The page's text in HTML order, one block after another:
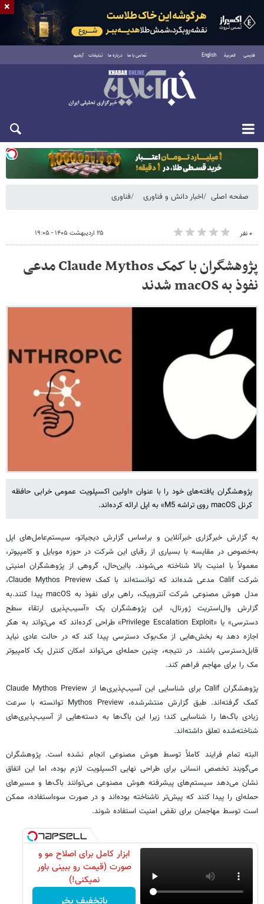
فارسی العربية English تماس با ما درباره ما تبلیغات آرشیو
یکشنبه ۱۸ مرداد ۱۴۰۵
صفحه اصلی اخبار دانش و فناوری فناوری
۰ نفر ۲۵ اردیبهشت ۱۴۰۵ - ۱۹:۰۵
پژوهشگران با کمک Claude Mythos مدعی
نفوذ به macOS شدند
پژوهشگران یافته‌های خود را با عنوان «اولین اکسپلویت عمومی خرابی حافظه
کرنل macOS روی تراشه M5» به اپل ارائه کرده‌اند.
به گزارش خبرگزاری خبرآنلاین و براساس گزارش دیجیاتو، سیستم‌عامل‌های اپل
به‌خصوص در مقایسه با بسیاری از رقبای این شرکت در حوزه موبایل و کامپیوتر،
معمولاً با امنیت بالا شناخته می‌شوند. بااین‌حال، گروهی از پژوهشگران امنیتی
شرکت Calif مدعی شده‌اند که توانسته‌اند با کمک Claude Mythos Preview،
مدل هوش مصنوعی شرکت آنتروپیک، راهی برای نفوذ به macOS پیدا کنند.به
گزارش وال‌استریت ژورنال، این پژوهشگران یک «آسیب‌پذیری ارتقاء سطح
دسترسی» یا «Privilege Escalation Exploit» طراحی کرده‌اند که می‌تواند به هکر
اجازه دهد به بخش‌هایی از مک‌بوک دسترسی پیدا کند که در حالت عادی نباید
قابل‌دسترسی باشند. در نتیجه، چنین حمله‌ای می‌تواند امکان کنترل یک کامپیوتر
مک را برای مهاجم فراهم کند.
پژوهشگران Calif برای شناسایی این آسیب‌پذیری‌ها از Claude Mythos Preview
کمک گرفته‌اند. طبق گزارش منتشرشده، Mythos Preview توانسته با سرعت
زیادی باگ‌ها را شناسایی کند؛ زیرا این باگ‌ها به دسته‌هایی از آسیب‌پذیری‌های
شناخته‌شده تعلق داشته‌اند.
البته تمام فرایند کاملاً توسط هوش مصنوعی انجام نشده است. پژوهشگران
می‌گویند تخصص انسانی برای طراحی نهایی اکسپلویت لازم بوده، اما این اتفاق
نشان می‌دهد سیستم‌های پیشرفته هوش مصنوعی می‌توانند باگ‌ها و مسیرهای
حمله‌ای را پیدا کنند که پیش‌تر ناشناخته بوده‌اند و در صورت سوءاستفاده، ممکن
است توسط مهاجمان برای نقض امنیت استفاده شوند.
ابزار کامل برای اصلاح مو و
صورت (قیمت رو ببینی باور
نمیکنی!)
×